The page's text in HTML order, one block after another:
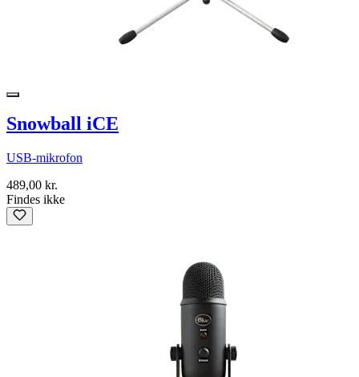
Snowball iCE
USB-mikrofon
489,00 kr.
Findes ikke